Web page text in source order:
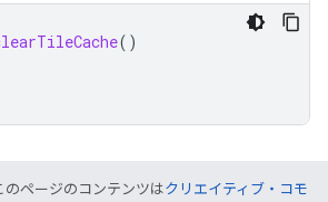
()
ページのコンテンツはクリエイティブ・コモ